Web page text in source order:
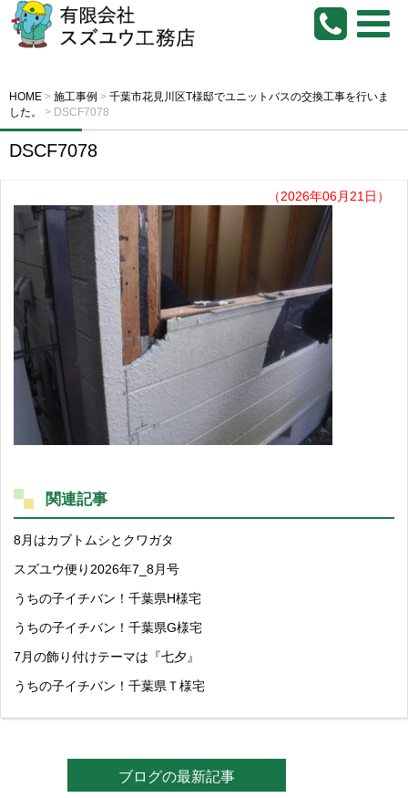
HOME > 施工事例 > 千葉市花見川区T様邸でユニットバスの交換工事を行いま
した。
> DSCF7078
DSCF7078
（2026年06月21日）
関連記事
8月はカブトムシとクワガタ
スズユウ便り2026年7_8月号
うちの子イチバン！千葉県H様宅
うちの子イチバン！千葉県G様宅
7月の飾り付けテーマは『七夕』
うちの子イチバン！千葉県Ｔ様宅
ブログの最新記事